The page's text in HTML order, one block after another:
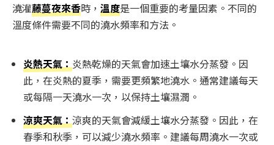
澆灌藤蔓夜來香時， 溫度是一個重要的考量因素。不同的
溫度條件需要不同的澆水頻率和方法。
炎熱天氣：炎熱乾燥的天氣會加速土壤水分蒸發。因
此，在炎熱的夏季，需要更頻繁地澆水。通常建議每天
或每隔一天澆水一次，以保持土壤濕潤。
涼爽天氣：涼爽的天氣會減緩土壤水分蒸發。因此，在
春季和秋季，可以減少澆水頻率。建議每周澆水一次或